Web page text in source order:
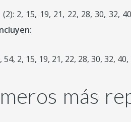
2, 15, 19, 21, 22, 28, 30, 32,
2, 15, 19, 21, 22, 28, 30, 32, 40,
más